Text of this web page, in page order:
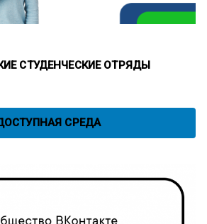
СТУДЕНЧЕСКИЕ ОТРЯДЫ
СРЕДА